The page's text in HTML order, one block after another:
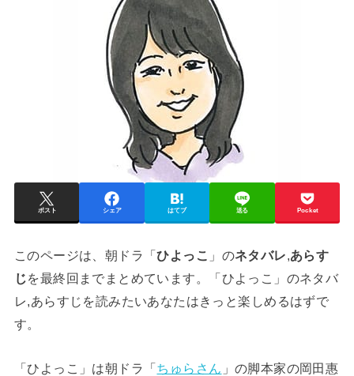
ポスト シェア はてブ 送る Pocket
このページは、朝ドラ「ひよっこ 」のネタバレ,あらす
じを最終回までまとめています。「ひよっこ」のネタバ
レ,あらすじを読みたいあなたはきっと楽しめるはずで
す。
「ひよっこ」は朝ドラ「ちゅらさん 」の脚本家の岡田惠